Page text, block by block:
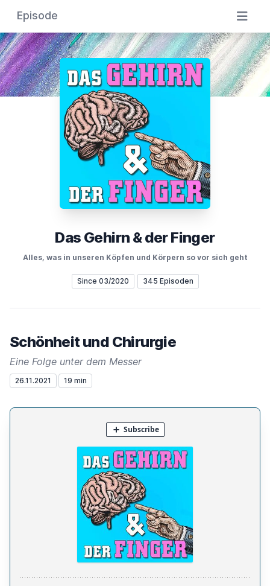
Episode
Das Gehirn & der Finger
Alles, was in unseren Köpfen und Körpern so vor sich geht
Since 03/2020 345 Episoden
Schönheit und Chirurgie
Eine Folge unter dem Messer
26.11.2021 19 min